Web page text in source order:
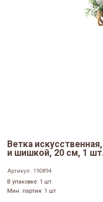
Ветка
и шишкой, 20 см, 1
Артикул: 190894
В упаковке: 1 шт.
Мин. партия: 1 шт